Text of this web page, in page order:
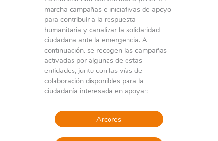
marcha campañas e iniciativas de apoyo
para contribuir a la respuesta
humanitaria y canalizar la solidaridad
ciudadana ante la emergencia. A
continuación, se recogen las campañas
activadas por algunas de estas
entidades, junto con las vías de
colaboración disponibles para la
ciudadanía interesada en apoyar:
Arcores